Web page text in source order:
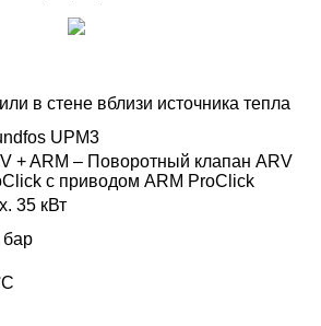
в стене вблизи источника тепла
UPM3
+ ARM – Поворотный клапан ARV
с приводом ARM ProClick
35 кВт
бар